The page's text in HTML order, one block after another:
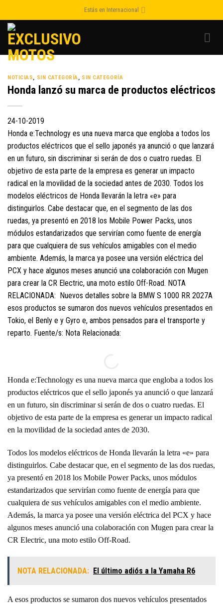
to
content
Estás en Internacional
NOTICIAS SIN CATEGORÍA SIN CATEGORÍA
Honda lanzó su marca de productos eléctricos
24-10-2019
Honda e:Technology es una nueva marca que engloba a todos los
productos eléctricos que el sello japonés ya anunció o que lanzará
en un futuro, sin discriminar si serán de dos o cuatro ruedas. El
objetivo de esta parte de la empresa es generar un impacto
radical en la movilidad de la sociedad antes de 2030. Todos los
modelos eléctricos de Honda llevarán la letra «e» para
distinguirlos. Cabe destacar que, en el segmento de las dos
ruedas, ya presentó en 2018 los Mobile Power Packs, unos
módulos estandarizados que servirían como fuente de energía
para que cualquiera de sus vehículos amigables con el medio
ambiente. Además, la marca ya posee una versión eléctrica del
PCX y hace algunos meses anunció una colaboración con Mugen
para crear la CR Electric, una moto estilo Off-Road. NOTA
RELACIONADA: Nuevos detalles sobre la BMW S 1000 RR 2027A
esos productos se sumaron dos nuevos vehículos presentados en
Tokio, el Benly e y Gyro e, ambos pensados para el transporte y
reparto. Fuente/s: Nota Relacionada:
Honda e:Technology es una nueva marca que engloba a todos los
productos eléctricos que el sello japonés ya anunció o que lanzará
en un futuro, sin discriminar si serán de dos o cuatro ruedas. El
objetivo de esta parte de la empresa es generar un impacto radical
en la movilidad de la sociedad antes de 2030.
Todos los modelos eléctricos de Honda llevarán la letra «e» para
distinguirlos. Cabe destacar que, en el segmento de las dos ruedas,
ya presentó en 2018 los Mobile Power Packs, unos módulos
estandarizados que servirían como fuente de energía para que
cualquiera de sus vehículos amigables con el medio ambiente.
Además, la marca ya posee una versión eléctrica del PCX y hace
algunos meses anunció una colaboración con Mugen para crear la
CR Electric, una moto estilo Off-Road.
NOTA RELACIONADA: El último adiós a la Yamaha R6
A esos productos se sumaron dos nuevos vehículos presentados